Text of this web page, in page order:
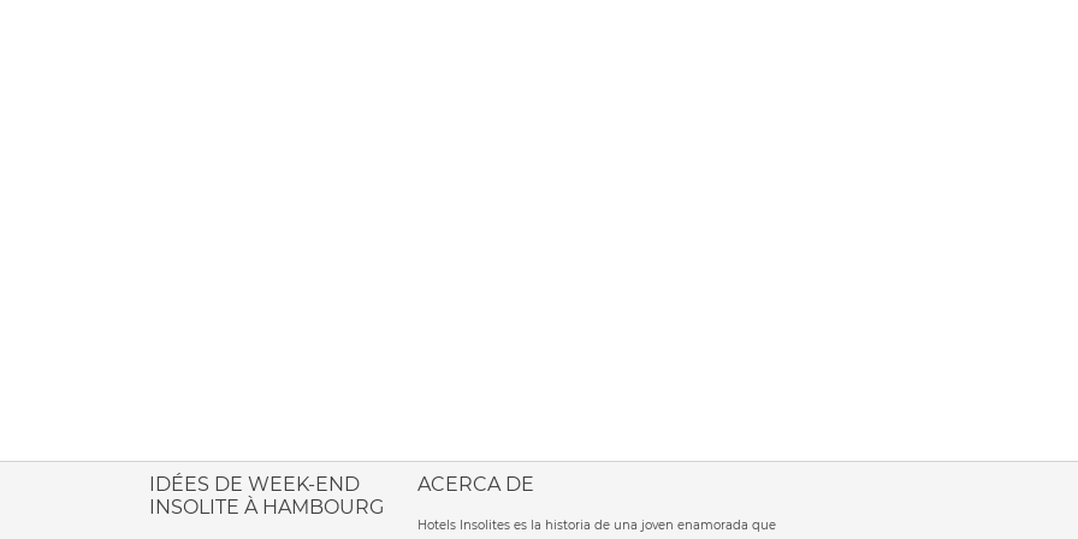
italiana
IDÉES DE WEEK-END
INSOLITE À HAMBOURG
ACERCA DE
Hotels Insolites es la historia de una joven enamorada que